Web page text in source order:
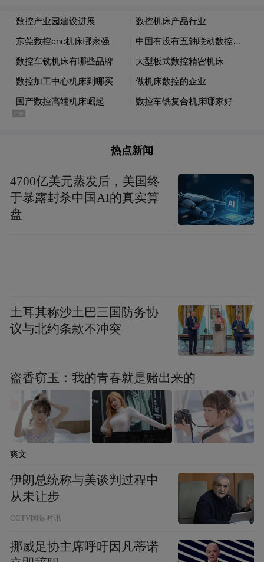
热点新闻
4700亿美元蒸发后，美国终
于暴露封杀中国AI的真实算
盘
土耳其称沙土巴三国防务协
议与北约条款不冲突
盗香窃玉：我的青春就是赌出来的
爽文
伊朗总统称与美谈判过程中
从未让步
CCTV国际时讯
挪威足协主席呼吁因凡蒂诺